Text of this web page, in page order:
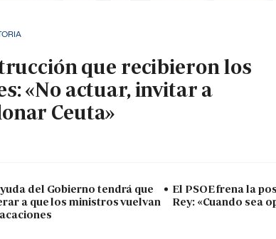
que recibieron los
«No actuar, invitar a
Ceuta»
del Gobierno tendrá que
a que los ministros vuelvan
El PSOE frena la
Rey: «Cuando sea